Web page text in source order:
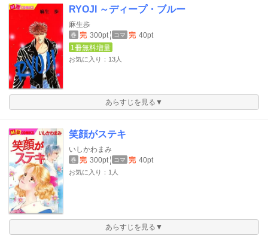
RYOJI ～ディープ・ブルー
麻生歩
巻 完 300pt コマ 完 40pt
1冊無料増量
お気に入り：13人
あらすじを見る▼
笑顔がステキ
いしかわまみ
巻 完 300pt コマ 完 40pt
お気に入り：1人
あらすじを見る▼